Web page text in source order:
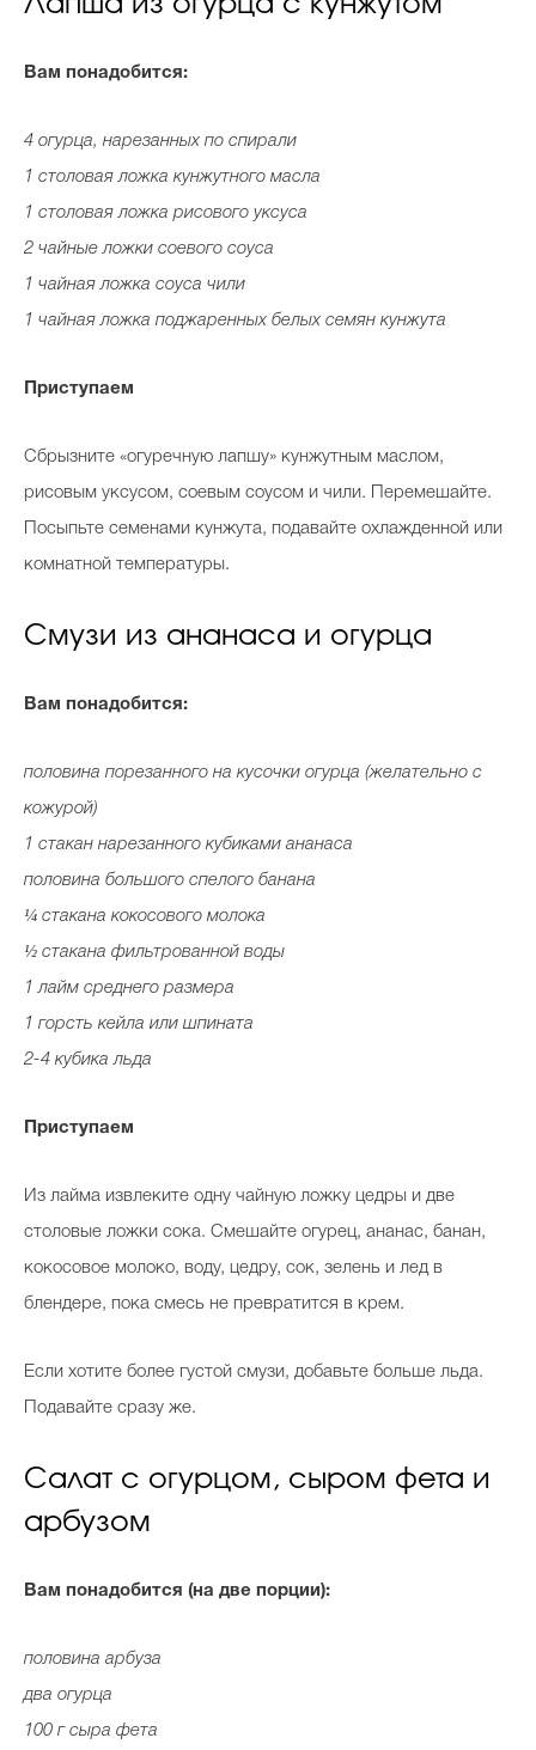
Вам понадобится:
4 огурца, нарезанных по спирали
1 столовая ложка кунжутного масла
1 столовая ложка рисового уксуса
2 чайные ложки соевого соуса
1 чайная ложка соуса чили
1 чайная ложка поджаренных белых семян кунжута
Приступаем
Сбрызните «огуречную лапшу» кунжутным маслом,
рисовым уксусом, соевым соусом и чили. Перемешайте.
Посыпьте семенами кунжута, подавайте охлажденной или
комнатной температуры.
Смузи из ананаса и огурца
Вам понадобится:
половина порезанного на кусочки огурца (желательно с
кожурой)
1 стакан нарезанного кубиками ананаса
половина большого спелого банана
¼ стакана кокосового молока
½ стакана фильтрованной воды
1 лайм среднего размера
1 горсть кейла или шпината
2-4 кубика льда
Приступаем
Из лайма извлеките одну чайную ложку цедры и две
столовые ложки сока. Смешайте огурец, ананас, банан,
кокосовое молоко, воду, цедру, сок, зелень и лед в
блендере, пока смесь не превратится в крем.
Если хотите более густой смузи, добавьте больше льда.
Подавайте сразу же.
Салат с огурцом, сыром фета и
арбузом
Вам понадобится (на две порции):
половина арбуза
два огурца
100 г сыра фета